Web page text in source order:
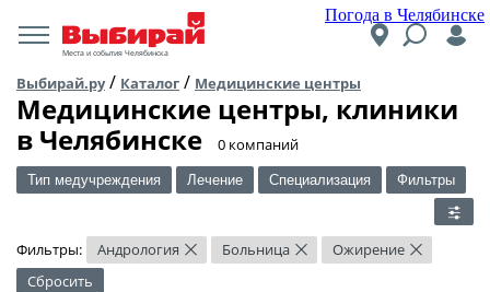
Погода в Челябинске
Места и события Челябинска
Выбирай.ру/ Каталог / Медицинские центры
Медицинские центры, клиники
в Челябинске
​0 компаний
Тип медучреждения Лечение Специализация Фильтры
Фильтры: Андрология × Больница × Ожирение ×
Сбросить